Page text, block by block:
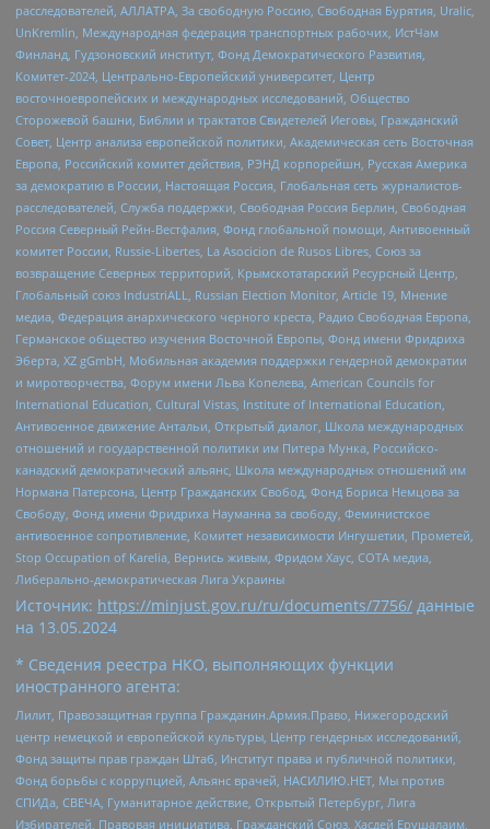
расследователей, АЛЛАТРА, За свободную Россию, Свободная Бурятия, Uralic,
UnKremlin, Международная федерация транспортных рабочих, ИстЧам
Финланд, Гудзоновский институт, Фонд Демократического Развития,
Комитет-2024, Центрально-Европейский университет, Центр
восточноевропейских и международных исследований, Общество
Сторожевой башни, Библии и трактатов Свидетелей Иеговы, Гражданский
Совет, Центр анализа европейской политики, Академическая сеть Восточная
Европа, Российский комитет действия, РЭНД корпорейшн, Русская Америка
за демократию в России, Настоящая Россия, Глобальная сеть журналистов-
расследователей, Служба поддержки, Свободная Россия Берлин, Свободная
Россия Северный Рейн-Вестфалия, Фонд глобальной помощи, Антивоенный
комитет России, Russie-Libertes, La Asocicion de Rusos Libres, Союз за
возвращение Северных территорий, Крымскотатарский Ресурсный Центр,
Глобальный союз IndustriALL, Russian Election Monitor, Article 19, Мнение
медиа, Федерация анархического черного креста, Радио Свободная Европа,
Германское общество изучения Восточной Европы, Фонд имени Фридриха
Эберта, XZ gGmbH, Мобильная академия поддержки гендерной демократии
и миротворчества, Форум имени Льва Копелева, American Councils for
International Education, Cultural Vistas, Institute of International Education,
Антивоенное движение Антальи, Открытый диалог, Школа международных
отношений и государственной политики им Питера Мунка, Российско-
канадский демократический альянс, Школа международных отношений им
Нормана Патерсона, Центр Гражданских Свобод, Фонд Бориса Немцова за
Свободу, Фонд имени Фридриха Науманна за свободу, Феминистское
антивоенное сопротивление, Комитет независимости Ингушетии, Прометей,
Stop Occupation of Karelia, Вернись живым, Фридом Хаус, СОТА медиа,
Либерально-демократическая Лига Украины
Источник: https://minjust.gov.ru/ru/documents/7756/ данные
на 13.05.2024
* Сведения реестра НКО, выполняющих функции
иностранного агента:
Лилит, Правозащитная группа Гражданин.Армия.Право, Нижегородский
центр немецкой и европейской культуры, Центр гендерных исследований,
Фонд защиты прав граждан Штаб, Институт права и публичной политики,
Фонд борьбы с коррупцией, Альянс врачей, НАСИЛИЮ.НЕТ, Мы против
СПИДа, СВЕЧА, Гуманитарное действие, Открытый Петербург, Лига
Избирателей, Правовая инициатива, Гражданский Союз, Хасдей Ерушалаим,